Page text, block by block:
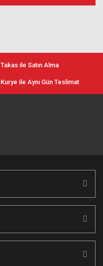
Takas ile Satın Alma
Kurye ile Aynı Gün Teslimat